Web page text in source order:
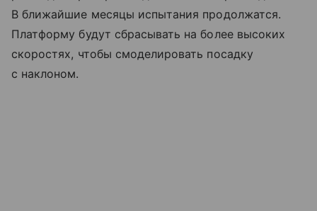
В ближайшие месяцы испытания продолжатся.
Платформу будут сбрасывать на более высоких
скоростях, чтобы смоделировать посадку
с наклоном.